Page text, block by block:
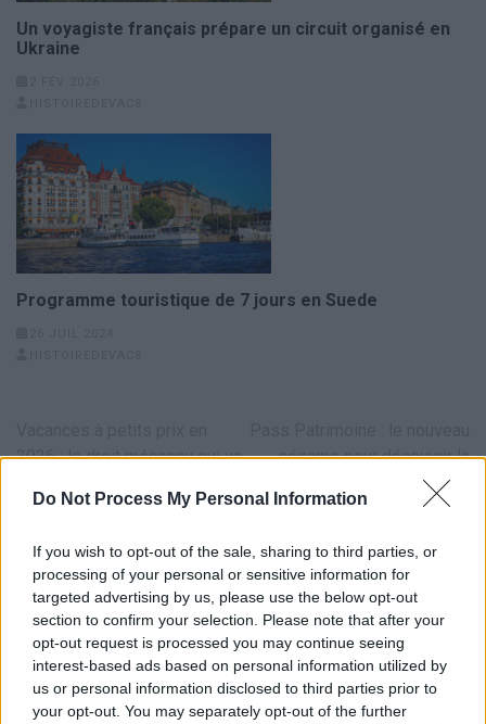
Do Not Process My Personal Information
If you wish to opt-out of the sale, sharing to third parties, or
processing of your personal or sensitive information for
targeted advertising by us, please use the below opt-out
section to confirm your selection. Please note that after your
opt-out request is processed you may continue seeing
interest-based ads based on personal information utilized by
us or personal information disclosed to third parties prior to
your opt-out. You may separately opt-out of the further
Un voyagiste français prépare un circuit organisé en
Ukraine
Programme touristique de 7 jours en Suede
de
2026 : le droit méconnu qui va
sésame pour découvrir la
France autrement
LAISSER UN COMMENTAIRE
Votre adresse e-mail ne sera pas publiée. Les champs